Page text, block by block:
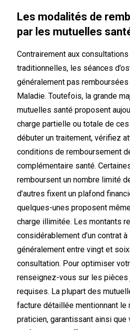
Les modalités de
par les mutuelles
Contrairement aux
traditionnelles, les séances
généralement pas remboursées
Maladie. Toutefois, la grande
mutuelles santé proposent
charge partielle ou totale de
débuter un traitement, vérifiez
conditions de remboursement
complémentaire santé.
remboursent un nombre limité
d’autres fixent un plafond
quelques-unes proposent
charge illimitée. Les montants
considérablement d’un contrat à
généralement entre vingt et
consultation. Pour optimiser
renseignez-vous sur les
requises. La plupart des
facture détaillée mentionnant le
praticien, garantissant ainsi que